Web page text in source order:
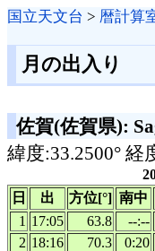
国立天文台 > 暦計算
月の出入り
佐賀(佐賀県):
緯度:33.2500° 経
日
出 方位[°] 南中
1 17:05 63.8 --:--
2 18:16 70.3 0:20